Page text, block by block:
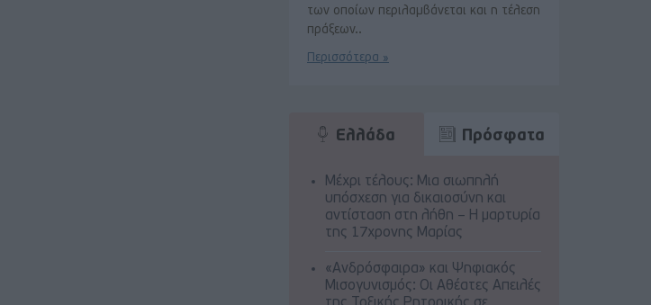
των οποίων περιλαμβάνεται και η τέλεση
πράξεων..
Περισσότερα »
Ελλάδα Πρόσφατα
Μέχρι τέλους: Μια σιωπηλή
υπόσχεση για δικαιοσύνη και
αντίσταση στη λήθη – Η μαρτυρία
της 17χρονης Μαρίας
«Ανδρόσφαιρα» και Ψηφιακός
Μισογυνισμός: Οι Αθέατες Απειλές